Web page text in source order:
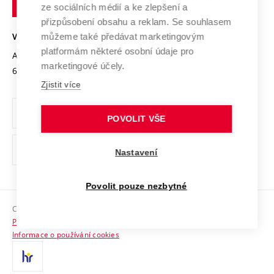
Open Science
Projekty
Projekty ze strukturálních fondů
Specifický výzkum
Mezinárodní dohody
Univerzitní sítě
Bezpečná univerzita
Vyznamenání
Organizační struktura
Ochrana osobních údajů
odkaz)
Sociální bezpečí
HR Award
Kontakty
VYSOKÉ UČENÍ TECHNICKÉ V BRNĚ
Antonínská 548/1
602 00 Brno
www.vut.cz
vut@vutbr.cz
Copyright © 2026 VUT
Prohlášení o přístupnosti
Informace o používání cookies
ze sociálních médií a ke zlepšení a
přizpůsobení obsahu a reklam. Se souhlasem
můžeme také předávat marketingovým
platformám některé osobní údaje pro
marketingové účely.
Zjistit více
POVOLIT VŠE
Nastavení
Povolit pouze nezbytné